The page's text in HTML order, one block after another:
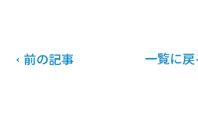
前の記事 一覧に戻